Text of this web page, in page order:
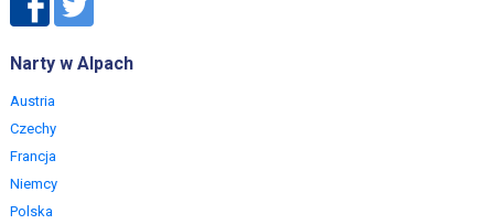
Narty w Alpach
Austria
Czechy
Francja
Niemcy
Polska